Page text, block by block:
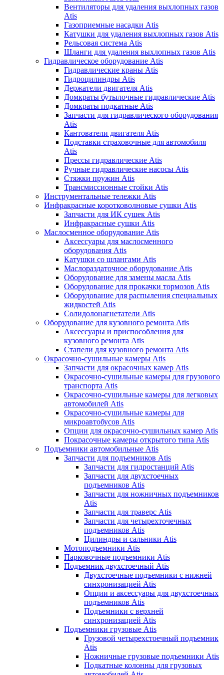
Вентиляторы для удаления выхлопных газов
Atis
Газоприемные насадки Atis
Катушки для удаления выхлопных газов Atis
Рельсовая система Atis
Шланги для удаления выхлопных газов Atis
Гидравлическое оборудование Atis
Гидравлические краны Atis
Гидроцилиндры Atis
Держатели двигателя Atis
Домкраты бутылочные гидравлические Atis
Домкраты подкатные Atis
Запчасти для гидравлического оборудования
Atis
Кантователи двигателя Atis
Подставки страховочные для автомобиля
Atis
Прессы гидравлические Atis
Ручные гидравлические насосы Atis
Стяжки пружин Atis
Трансмиссионные стойки Atis
Инструментальные тележки Atis
Инфракрасные коротковолновые сушки Atis
Запчасти для ИК сушек Atis
Инфракрасные сушки Atis
Маслосменное оборудование Atis
Аксессуары для маслосменного
оборудования Atis
Катушки со шлангами Atis
Маслораздаточное оборудование Atis
Оборудование для замены масла Atis
Оборудование для прокачки тормозов Atis
Оборудование для распыления специальных
жидкостей Atis
Солидолонагнетатели Atis
Оборудование для кузовного ремонта Atis
Аксессуары и приспособления для
кузовного ремонта Atis
Стапели для кузовного ремонта Atis
Окрасочно-сушильные камеры Atis
Запчасти для окрасочных камер Atis
Окрасочно-сушильные камеры для грузового
транспорта Atis
Окрасочно-сушильные камеры для легковых
автомобилей Atis
Окрасочно-сушильные камеры для
микроавтобусов Atis
Опции для окрасочно-сушильных камер Atis
Покрасочные камеры открытого типа Atis
Подъемники автомобильные Atis
Запчасти для подъемников Atis
Запчасти для гидростанций Atis
Запчасти для двухстоечных
подъемников Atis
Запчасти для ножничных подъемников
Atis
Запчасти для траверс Atis
Запчасти для четырехточечных
подъемников Atis
Цилиндры и сальники Atis
Мотоподъемники Atis
Парковочные подъемники Atis
Подъемник двухстоечный Atis
Двухстоечные подъемники с нижней
синхронизацией Atis
Опции и аксессуары для двухстоечных
подъемников Atis
Подъемники с верхней
синхронизацией Atis
Подъемники грузовые Atis
Грузовой четырехстоечный подъемник
Atis
Ножничные грузовые подъемники Atis
Подкатные колонны для грузовых